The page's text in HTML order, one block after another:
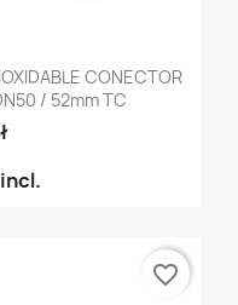
CONECTOR
/ 52mm TC
favorite_border